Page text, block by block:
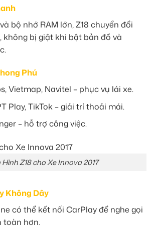
bộ nhớ RAM lớn, Z18 chuyển đổi
không bị giật khi bật bản đồ và
Phú
Vietmap, Navitel – phục vụ lái xe.
Play, TikTok – giải trí thoải mái.
– hỗ trợ công việc.
Z18 cho Xe Innova 2017
Không Dây
có thể kết nối CarPlay để nghe gọi
toàn hơn.